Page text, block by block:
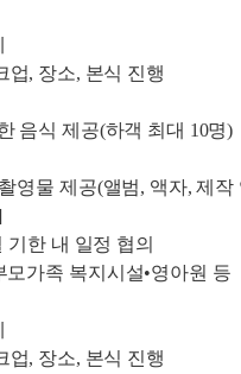
업, 장소, 본식 진행
음식 제공(하객 최대 10명)
촬영물 제공(앨범, 액자,제작
기한 내 일정 협의
모가족 복지시설•영아원 등
업, 장소, 본식 진행